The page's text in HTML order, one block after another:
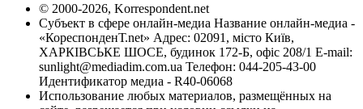
© 2000-2026, Korrespondent.net
Субъект в сфере онлайн-медиа Название онлайн-медиа -
«КореспонденТ.net» Адрес: 02091, місто Київ,
ХАРКІВСЬКЕ ШОСЕ, будинок 172-Б, офіс 208/1 E-mail:
sunlight@mediadim.com.ua Телефон: 044-205-43-00
Идентификатор медиа - R40-06068
Использование любых материалов, размещённых на